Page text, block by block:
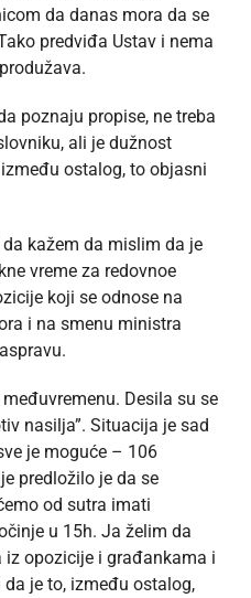
da danas mora da se
predviđa Ustav i nema
poznaju propise, ne treba
ali je dužnost
ostalog, to objasni
kažem da mislim da je
vreme za redovnoe
koji se odnose na
i na smenu ministra
Desila su se
nasilja”. Situacija je sad
je moguće – 106
predložilo je da se
od sutra imati
u 15h. Ja želim da
opozicije i građankama i
je to, između ostalog,